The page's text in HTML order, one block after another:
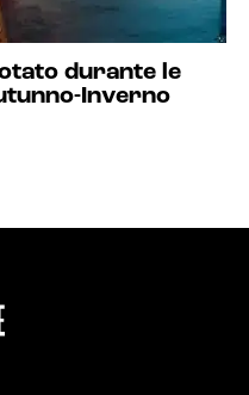
durante le
Inverno